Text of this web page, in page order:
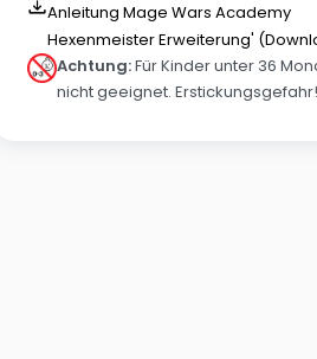
Anleitung Mage Wars Academy
Hexenmeister Erweiterung'
Achtung:Für Kinder unter 36
nicht geeignet. Erstickungsgefahr!